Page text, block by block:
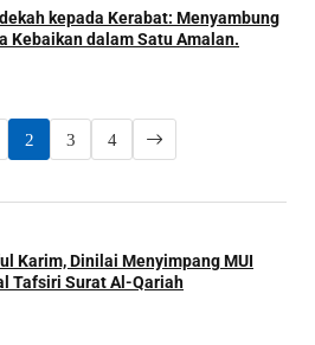
kepada Kerabat: Menyambung
Kebaikan dalam Satu Amalan.
2 3 4
Karim, Dinilai Menyimpang MUI
Tafsiri Surat Al-Qariah